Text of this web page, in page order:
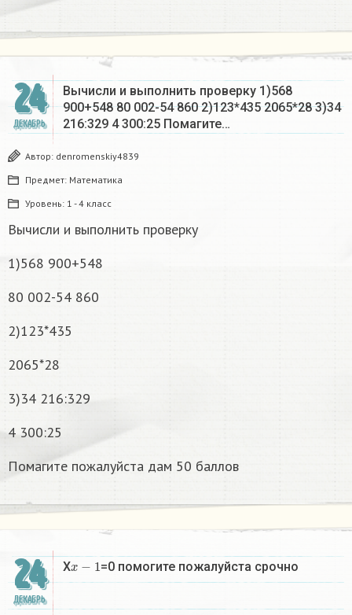
24
ДЕКАБРЬ
Вычисли и выполнить проверку 1)568
900+548 80 002-54 860 2)123*435 2065*28 3)34
216:329 4 300:25 Помагите…
Автор: denromenskiy4839
Предмет: Математика
Уровень: 1 - 4 класс
Вычисли и выполнить проверку
1)568 900+548
80 002-54 860
2)123*435
2065*28
3)34 216:329
4 300:25
Помагите пожалуйста дам 50 баллов
24
ДЕКАБРЬ
Xx−1 =0 помогите пожалуйста срочно